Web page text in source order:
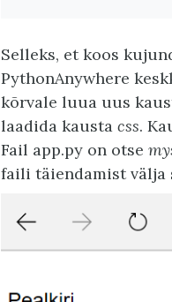
Selleks, et koos
PythonAnywhere
kõrvale luua uus
laadida kausta css.
Fail app.py on otse
faili täiendamist välja